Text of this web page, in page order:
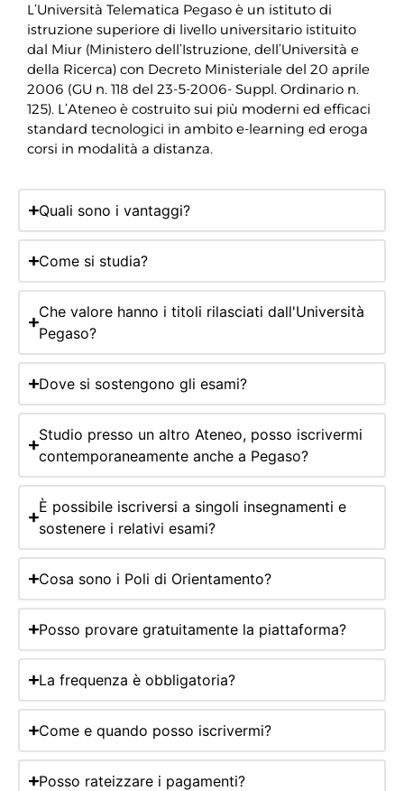
L’Università Telematica Pegaso è un istituto di
istruzione superiore di livello universitario istituito
dal Miur (Ministero dell’Istruzione, dell’Università e
della Ricerca) con Decreto Ministeriale del 20 aprile
2006 (GU n. 118 del 23-5-2006- Suppl. Ordinario n.
125). L’Ateneo è costruito sui più moderni ed efficaci
standard tecnologici in ambito e-learning ed eroga
corsi in modalità a distanza.
Quali sono i vantaggi?
Come si studia?
Che valore hanno i titoli rilasciati dall'Università
Pegaso?
Dove si sostengono gli esami?
Studio presso un altro Ateneo, posso iscrivermi
contemporaneamente anche a Pegaso?
È possibile iscriversi a singoli insegnamenti e
sostenere i relativi esami?
Cosa sono i Poli di Orientamento?
Posso provare gratuitamente la piattaforma?
La frequenza è obbligatoria?
Come e quando posso iscrivermi?
Posso rateizzare i pagamenti?